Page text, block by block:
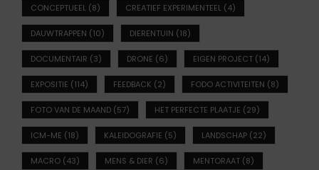
CONCEPTUEEL (8) CREATIEF EXPERIMENTEEL (4)
DAUWTRAPPEN (10) DIERENTUIN (18)
DOCUMENTAIR (3) DRONE (6) EIGEN PROJECT (14)
EXPOSITIE (114) FEEDBACK (2) FODO ACTIVITEITEN (8)
FOTO VAN DE MAAND (57) HET PERFECTE PLAATJE (29)
ICM-ME (18) KALEIDOGRAFIE (5) LANDSCHAP (22)
MACRO (43) MENS & DIER (6) MENTORAAT (8)